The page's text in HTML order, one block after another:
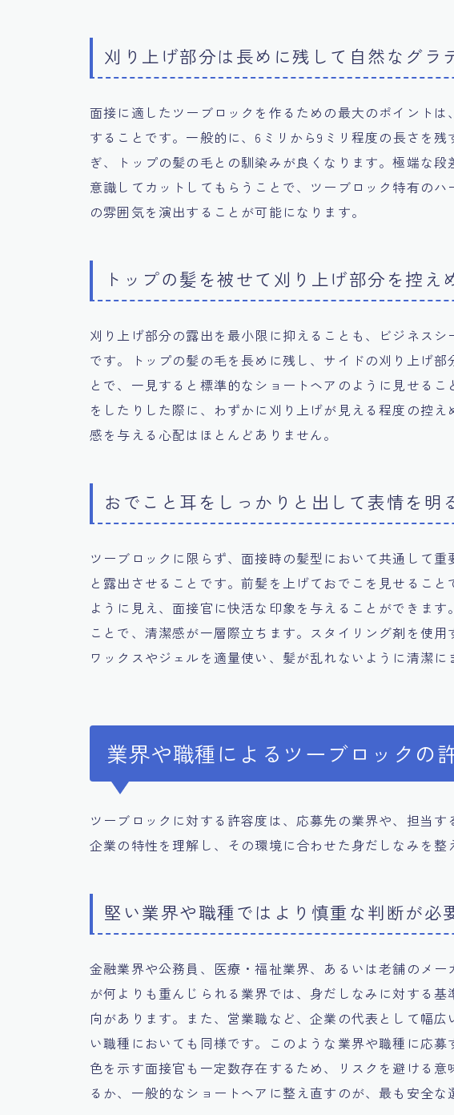
刈り上げ部分は長めに残して自然なグラ
面接に適したツーブロックを作るための最大のポイント
することです。一般的に、6ミリから9ミリ程度の長さを
ぎ、トップの髪の毛との馴染みが良くなります。極端な
意識してカットしてもらうことで、ツーブロック特有の
の雰囲気を演出することが可能になります。
トップの髪を被せて刈り上げ部分を控え
刈り上げ部分の露出を最小限に抑えることも、ビジネス
です。トップの髪の毛を長めに残し、サイドの刈り上げ
とで、一見すると標準的なショートヘアのように見せる
をしたりした際に、わずかに刈り上げが見える程度の控
感を与える心配はほとんどありません。
おでこと耳をしっかりと出して表情を明
ツーブロックに限らず、面接時の髪型において共通して
と露出させることです。前髪を上げておでこを見せるこ
ように見え、面接官に快活な印象を与えることができま
ことで、清潔感が一層際立ちます。スタイリング剤を使
ワックスやジェルを適量使い、髪が乱れないように清潔に
業界や職種によるツーブロックの
ツーブロックに対する許容度は、応募先の業界や、担当す
企業の特性を理解し、その環境に合わせた身だしなみを整
堅い業界や職種ではより慎重な判断が必
金融業界や公務員、医療・福祉業界、あるいは老舗のメ
が何よりも重んじられる業界では、身だしなみに対する
向があります。また、営業職など、企業の代表として幅
い職種においても同様です。このような業界や職種に応
色を示す面接官も一定数存在するため、リスクを避ける
るか、一般的なショートヘアに整え直すのが、最も安全な